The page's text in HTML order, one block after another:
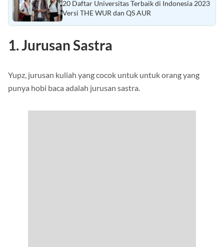
20 Daftar Universitas Terbaik di Indonesia 2023
Versi THE WUR dan QS AUR
1. Jurusan Sastra
Yupz, jurusan kuliah yang cocok untuk untuk orang yang
punya hobi baca adalah jurusan sastra.